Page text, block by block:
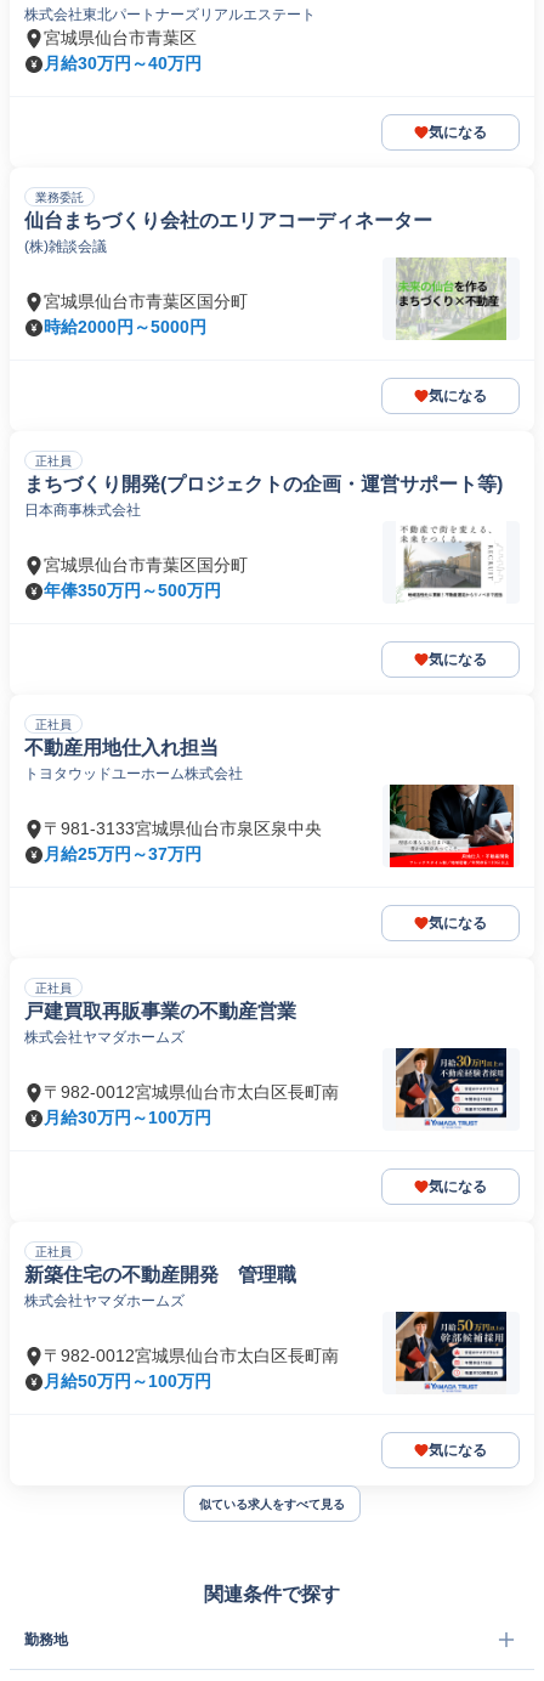
株式会社東北パートナーズリアルエステート
宮城県仙台市青葉区
月給30万円～40万円
気になる
業務委託
仙台まちづくり会社のエリアコーディネーター
(株)雑談会議
宮城県仙台市青葉区国分町
時給2000円～5000円
気になる
正社員
まちづくり開発(プロジェクトの企画・運営サポート等)
日本商事株式会社
宮城県仙台市青葉区国分町
年俸350万円～500万円
気になる
正社員
不動産用地仕入れ担当
トヨタウッドユーホーム株式会社
〒981-3133宮城県仙台市泉区泉中央
月給25万円～37万円
気になる
正社員
戸建買取再販事業の不動産営業
株式会社ヤマダホームズ
〒982-0012宮城県仙台市太白区長町南
月給30万円～100万円
気になる
正社員
新築住宅の不動産開発 管理職
株式会社ヤマダホームズ
〒982-0012宮城県仙台市太白区長町南
月給50万円～100万円
気になる
似ている求人をすべて見る
関連条件で探す
勤務地